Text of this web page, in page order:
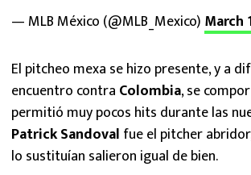
— MLB México (@MLB_Mexico) March
El pitcheo mexa se hizo presente, y a
encuentro contra Colombia, se
permitió muy pocos hits durante las
Patrick Sandoval fue el pitcher
lo sustituían salieron igual de bien.